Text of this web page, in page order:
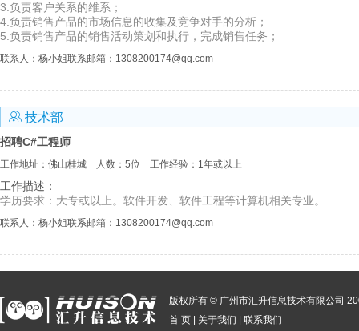
3.负责客户关系的维系；
4.负责销售产品的市场信息的收集及竞争对手的分析；
5.负责销售产品的销售活动策划和执行，完成销售任务；
联系人：杨小姐联系邮箱：1308200174@qq.com
 技术部
招聘C#工程师
工作地址：佛山桂城 人数：5位 工作经验：1年或以上
工作描述：
学历要求：大专或以上。软件开发、软件工程等计算机相关专业。
联系人：杨小姐联系邮箱：1308200174@qq.com
版权所有 © 广州市汇升信息技术有限公司
首 页
关于我们 联系我们